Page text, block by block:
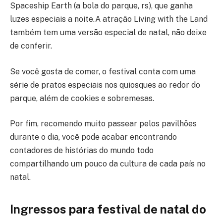
Spaceship Earth (a bola do parque, rs), que ganha
luzes especiais a noite.A atração Living with the Land
também tem uma versão especial de natal, não deixe
de conferir.
Se você gosta de comer, o festival conta com uma
série de pratos especiais nos quiosques ao redor do
parque, além de cookies e sobremesas.
Por fim, recomendo muito passear pelos pavilhões
durante o dia, você pode acabar encontrando
contadores de histórias do mundo todo
compartilhando um pouco da cultura de cada país no
natal.
Ingressos para festival de natal do